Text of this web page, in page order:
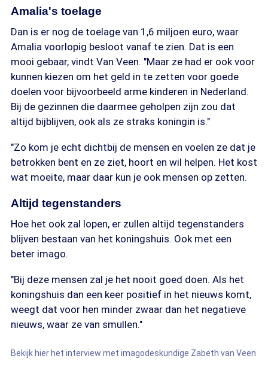
Amalia's toelage
Dan is er nog de toelage van 1,6 miljoen euro, waar
Amalia voorlopig besloot vanaf te zien. Dat is een
mooi gebaar, vindt Van Veen. "Maar ze had er ook voor
kunnen kiezen om het geld in te zetten voor goede
doelen voor bijvoorbeeld arme kinderen in Nederland.
Bij de gezinnen die daarmee geholpen zijn zou dat
altijd bijblijven, ook als ze straks koningin is."
"Zo kom je echt dichtbij de mensen en voelen ze dat je
betrokken bent en ze ziet, hoort en wil helpen. Het kost
wat moeite, maar daar kun je ook mensen op zetten.
Altijd tegenstanders
Hoe het ook zal lopen, er zullen altijd tegenstanders
blijven bestaan van het koningshuis. Ook met een
beter imago.
"Bij deze mensen zal je het nooit goed doen. Als het
koningshuis dan een keer positief in het nieuws komt,
weegt dat voor hen minder zwaar dan het negatieve
nieuws, waar ze van smullen."
Bekijk hier het interview met imagodeskundige Zabeth van Veen